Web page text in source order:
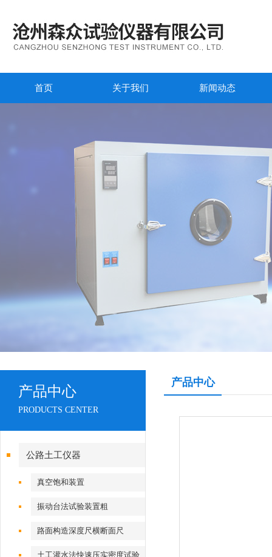
首页 关于我们 新闻动态
产品中心
PRODUCTS CENTER
公路土工仪器
真空饱和装置
振动台法试验装置粗
路面构造深度尺横断面尺
土工灌水法快速压实密度试验
产品中心